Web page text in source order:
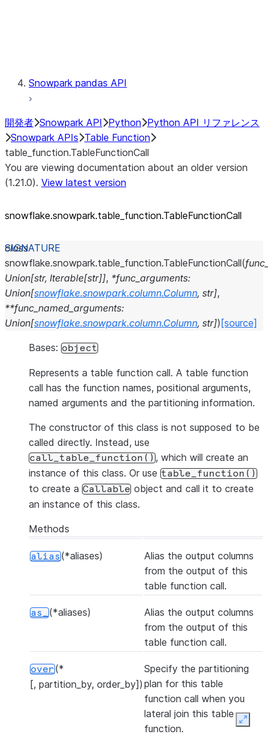
Snowpark pandas API
開発者 Snowpark API Python Python API リファレンス
Snowpark APIs Table Function
table_function.TableFunctionCall
You are viewing documentation about an older version
(1.21.0). View latest version
snowflake.snowpark.table_ function.TableFunctionCall
class
snowflake.snowpark.table_function.TableFunctionCall(
Union[str, Iterable[str]], *func_arguments:
Union[snowflake.snowpark.column.Column, str],
**func_named_arguments:
Union[snowflake.snowpark.column.Column, str]) [source]
Bases: object
Represents a table function call. A table function
call has the function names, positional arguments,
named arguments and the partitioning information.
The constructor of this class is not supposed to be
called directly. Instead, use
call_table_function(), which will create an
instance of this class. Or use table_function()
to create a Callable object and call it to create
an instance of this class.
Methods
alias(*aliases)
Alias the output columns
from the output of this
table function call.
as_(*aliases)
Alias the output columns
from the output of this
table function call.
over(*
[, partition_by, order_by])
Specify the partitioning
plan for this table
function call when you
lateral join this table
function.